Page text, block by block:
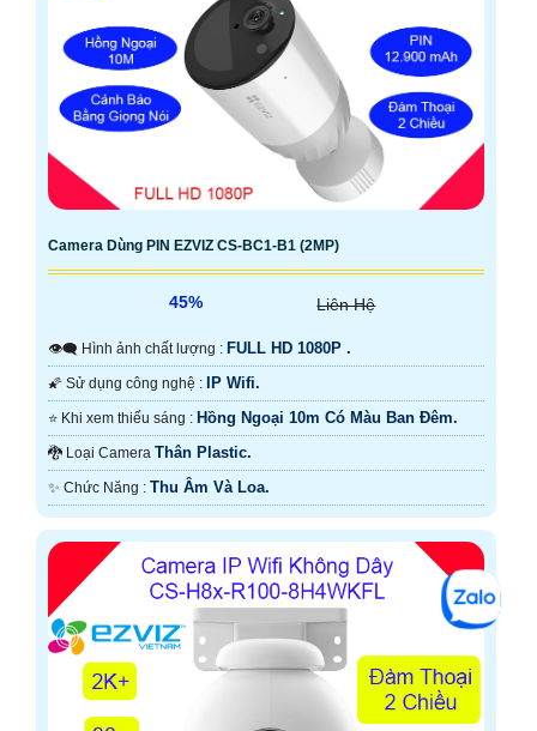
Camera Dùng PIN EZVIZ CS-BC1-B1 (2MP)
45% Liên Hệ
👁️‍🗨 Hình ảnh chất lượng : FULL HD 1080P .
🌠 Sử dụng công nghệ : IP Wifi.
⭐ Khi xem thiếu sáng : Hồng Ngoại 10m Có Màu Ban Ðêm.
🐉️ Loại Camera Thân Plastic.
️✨ Chức Năng : Thu Âm Và Loa.